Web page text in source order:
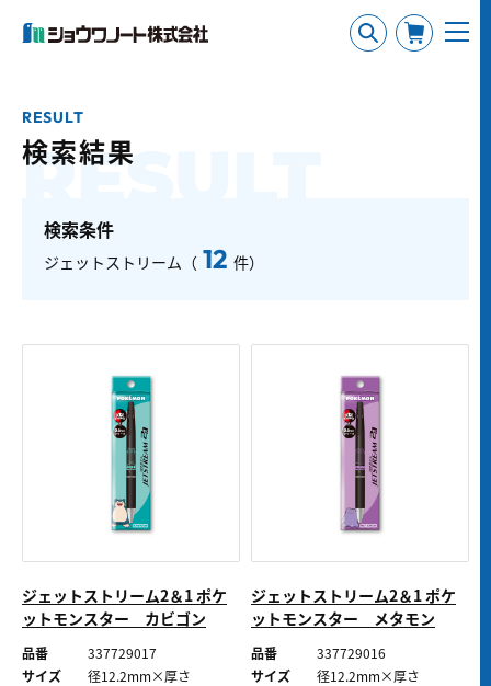
RESULT
検索結果
検索条件
ジェットストリーム（ 12 件）
ジェットストリーム2＆1 ポケ
ットモンスター カビゴン
品番
337729017
サイズ
径12.2mm×厚さ
ジェットストリーム2＆1 ポケ
ットモンスター メタモン
品番
337729016
サイズ
径12.2mm×厚さ
RESULT